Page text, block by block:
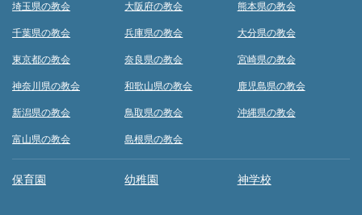
埼玉県の教会
千葉県の教会
東京都の教会
神奈川県の教会
新潟県の教会
富山県の教会
大阪府の教会
兵庫県の教会
奈良県の教会
和歌山県の教会
鳥取県の教会
島根県の教会
熊本県の教会
大分県の教会
宮崎県の教会
鹿児島県の教会
沖縄県の教会
保育園 幼稚園 神学校